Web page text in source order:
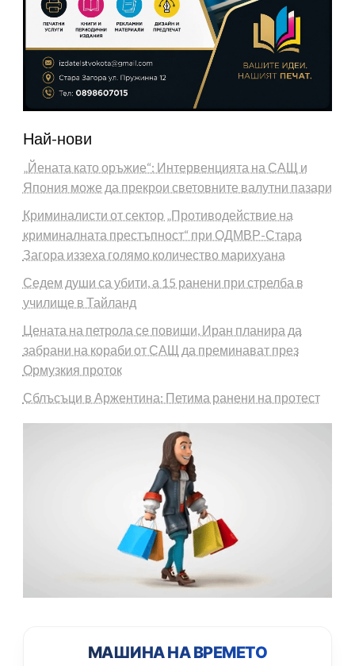
Най-нови
„Йената като оръжие“: Интервенцията на САЩ и
Япония може да прекрои световните валутни пазари
Криминалисти от сектор „Противодействие на
криминалната престъпност“ при ОДМВР-Стара
Загора иззеха голямо количество марихуана
Седем души са убити, а 15 ранени при стрелба в
училище в Тайланд
Цената на петрола се повиши, Иран планира да
забрани на кораби от САЩ да преминават през
Ормузкия проток
Сблъсъци в Аржентина: Петима ранени на протест
МАШИНА НА ВРЕМЕТО